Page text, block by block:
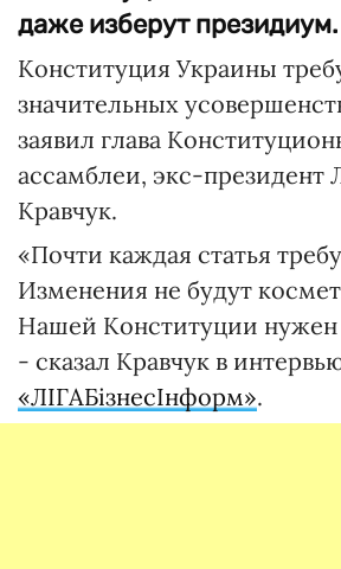
даже изберут президиум.
Конституция Украины
значительных
заявил глава
ассамблеи, экс-президент
Кравчук.
«Почти каждая статья
Изменения не будут
Нашей Конституции нужен
- сказал Кравчук в
«ЛІГАБізнесІнформ».